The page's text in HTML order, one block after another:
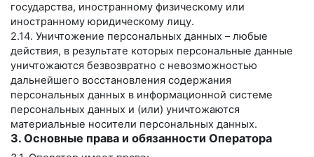
государства, иностранному физическому или
иностранному юридическому лицу.
2.14. Уничтожение персональных данных – любые
действия, в результате которых персональные данные
уничтожаются безвозвратно с невозможностью
дальнейшего восстановления содержания
персональных данных в информационной системе
персональных данных и (или) уничтожаются
материальные носители персональных данных.
3. Основные права и обязанности Оператора